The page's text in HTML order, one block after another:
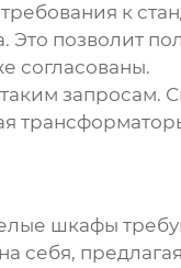
к
позволит
согласованы.
запросам.
шкафы
себя,